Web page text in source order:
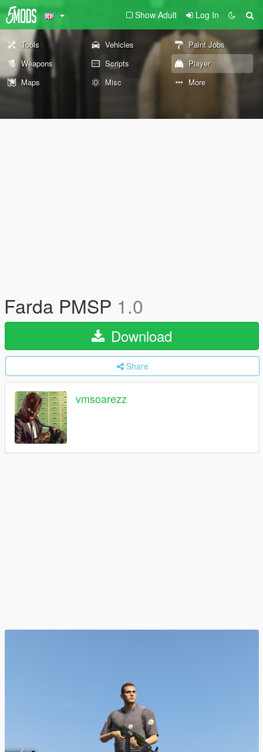
Show Adult Log In
Tools Vehicles
Paint Jobs
Weapons
Scripts
Player
Maps
Misc More
Farda PMSP 1.0
Download
Share
vmsoarezz